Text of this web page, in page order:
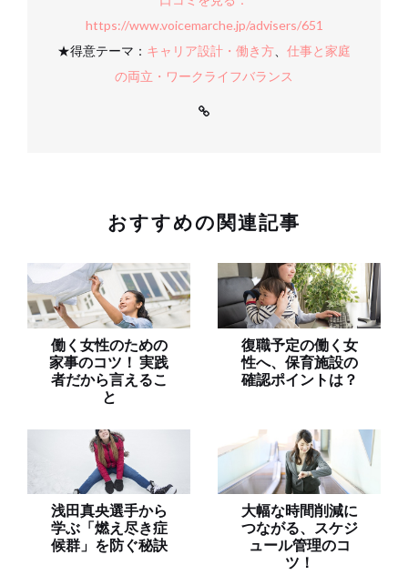
https://www.voicemarche.jp/advisers/651
★得意テーマ： キャリア設計・働き方
仕事と家庭
の両立・ワークライフバランス
おすすめの関連記事
働く女性のための
家事のコツ！ 実践
者だから言えるこ
と
復職予定の働く女
性へ、保育施設の
確認ポイントは？
浅田真央選手から
学ぶ「燃え尽き症
候群」を防ぐ秘訣
大幅な時間削減に
つながる、スケジ
ュール管理のコ
ツ！